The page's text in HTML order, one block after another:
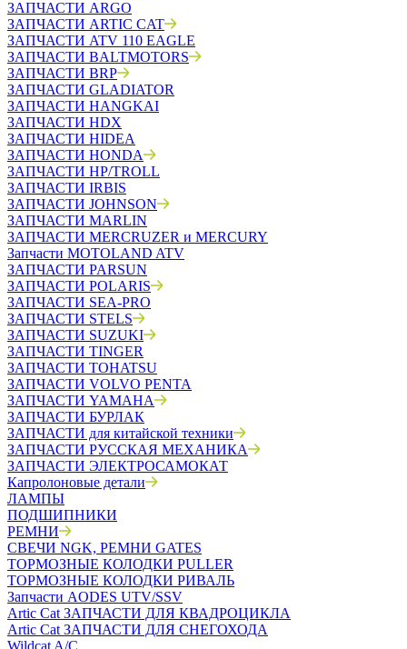
ЗАПЧАСТИ ARGO
ЗАПЧАСТИ ARTIC CAT
ЗАПЧАСТИ ATV 110 EAGLE
ЗАПЧАСТИ BALTMOTORS
ЗАПЧАСТИ BRP
ЗАПЧАСТИ GLADIATOR
ЗАПЧАСТИ HANGKAI
ЗАПЧАСТИ HDX
ЗАПЧАСТИ HIDEA
ЗАПЧАСТИ HONDA
ЗАПЧАСТИ HP/TROLL
ЗАПЧАСТИ IRBIS
ЗАПЧАСТИ JOHNSON
ЗАПЧАСТИ MARLIN
ЗАПЧАСТИ MERCRUZER и MERCURY
Запчасти MOTOLAND ATV
ЗАПЧАСТИ PARSUN
ЗАПЧАСТИ POLARIS
ЗАПЧАСТИ SEA-PRO
ЗАПЧАСТИ STELS
ЗАПЧАСТИ SUZUKI
ЗАПЧАСТИ TINGER
ЗАПЧАСТИ TOHATSU
ЗАПЧАСТИ VOLVO PENTA
ЗАПЧАСТИ YAMAHA
ЗАПЧАСТИ БУРЛАК
ЗАПЧАСТИ для китайской техники
ЗАПЧАСТИ РУССКАЯ МЕХАНИКА
ЗАПЧАСТИ ЭЛЕКТРОСАМОКАТ
Капролоновые детали
ЛАМПЫ
ПОДШИПНИКИ
РЕМНИ
СВЕЧИ NGK, РЕМНИ GATES
ТОРМОЗНЫЕ КОЛОДКИ PULLER
ТОРМОЗНЫЕ КОЛОДКИ РИВАЛЬ
Запчасти AODES UTV/SSV
Artic Cat ЗАПЧАСТИ ДЛЯ КВАДРОЦИКЛА
Artic Cat ЗАПЧАСТИ ДЛЯ СНЕГОХОДА
Wildcat A/C